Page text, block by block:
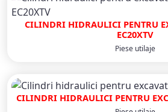
CILINDRI HIDRAULICI PENTRU
EC20XTV
Piese utilaje
CILINDRI HIDRAULICI PENTRU